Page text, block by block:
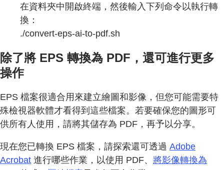
在資料夾中開啟終端，然後輸入下列命令以執行轉
換：
./convert-eps-ai-to-pdf.sh
除了將 EPS 轉換為 PDF，還可進行更多
操作
EPS 檔案很適合用來建立繪圖和影像，但您可能需要特
殊檢視器軟體才看得到這些檔案。若要確保您的圖形可
供所有人使用，請將其儲存為 PDF，再予以分享。
現在您已轉換 EPS 檔案，請探索還可透過 Adobe
Acrobat 進行哪些作業，以使用 PDF、 將影像轉換為